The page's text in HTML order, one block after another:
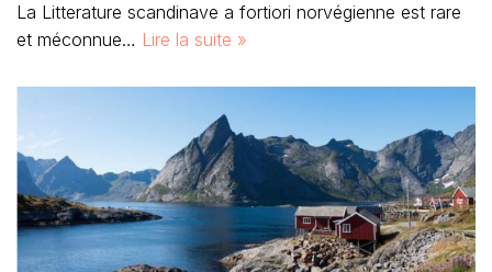
La Litterature scandinave a fortiori norvégienne est rare
et méconnue… Lire la suite »